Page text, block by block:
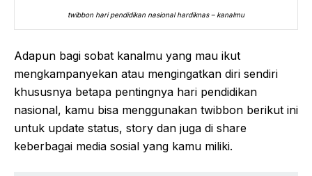
twibbon hari pendidikan nasional hardiknas – kanalmu
Adapun bagi sobat kanalmu yang mau ikut
mengkampanyekan atau mengingatkan diri sendiri
khususnya betapa pentingnya hari pendidikan
nasional, kamu bisa menggunakan twibbon berikut ini
untuk update status, story dan juga di share
keberbagai media sosial yang kamu miliki.